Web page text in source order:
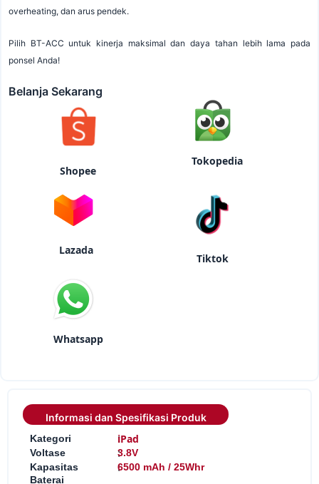
overheating, dan arus pendek.
Pilih BT-ACC untuk kinerja maksimal dan daya tahan lebih lama pada
ponsel Anda!
Belanja Sekarang
Shopee
Tokopedia
Lazada
Tiktok
Whatsapp
Informasi dan Spesifikasi Produk
Kategori :iPad
Voltase :3.8V
Kapasitas
Baterai
:6500 mAh / 25Whr